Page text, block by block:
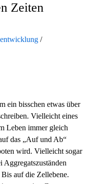
i
g
i
Zeiten
/
ein bisschen etwas über
Vielleicht eines
Leben immer gleich
das „Auf und Ab“
wird. Vielleicht sogar
Aggregatszuständen
auf die Zellebene.